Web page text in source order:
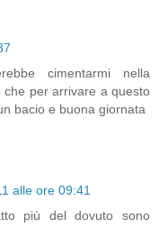
cimentarmi nella
per arrivare a questo
bacio e buona giornata
alle ore 09:41
più del dovuto sono